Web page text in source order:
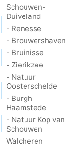
Schouwen-
Duiveland
- Renesse
- Brouwershaven
- Bruinisse
- Zierikzee
- Natuur
Oosterschelde
- Burgh
Haamstede
- Natuur Kop van
Schouwen
Walcheren